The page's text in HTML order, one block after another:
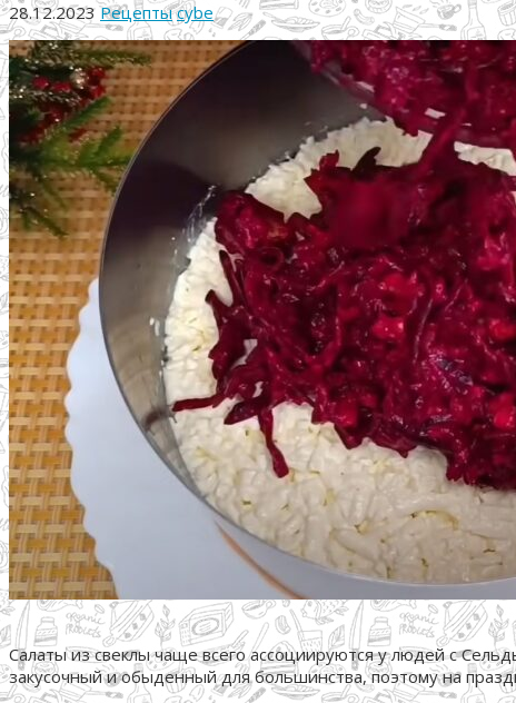
28.12.2023 Рецепты cybe
Салаты из свеклы чаще всего ассоциируются у людей с
закусочный и обыденный для большинства, поэтому на